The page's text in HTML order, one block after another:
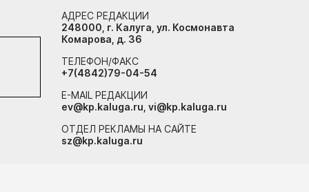
АДРЕС РЕДАКЦИИ
248000, г. Калуга, ул. Космонавта
Комарова, д. 36
ТЕЛЕФОН/ФАКС
+7(4842)79-04-54
E-MAIL РЕДАКЦИИ
ev@kp.kaluga.ru, vi@kp.kaluga.ru
ОТДЕЛ РЕКЛАМЫ НА САЙТЕ
sz@kp.kaluga.ru